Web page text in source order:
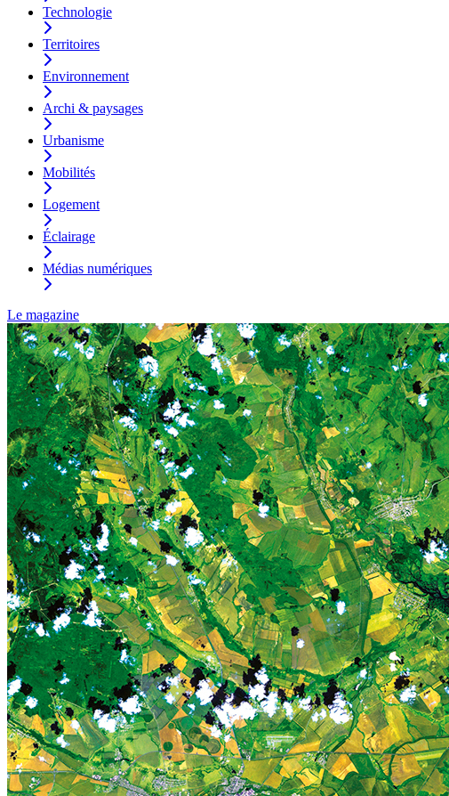
Technologie
Territoires
Environnement
Archi & paysages
Urbanisme
Mobilités
Logement
Éclairage
Médias numériques
Le magazine